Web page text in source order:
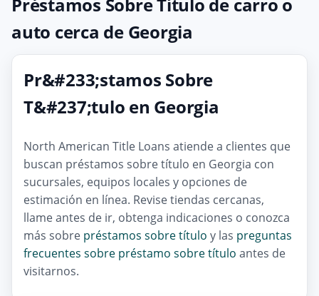
auto cerca de Georgia
Pr&#233;stamos Sobre
T&#237;tulo en Georgia
North American Title Loans atiende a clientes que
buscan préstamos sobre título en Georgia con
sucursales, equipos locales y opciones de
estimación en línea. Revise tiendas cercanas,
llame antes de ir, obtenga indicaciones o conozca
más sobre préstamos sobre título y las preguntas
frecuentes sobre préstamo sobre título antes de
visitarnos.